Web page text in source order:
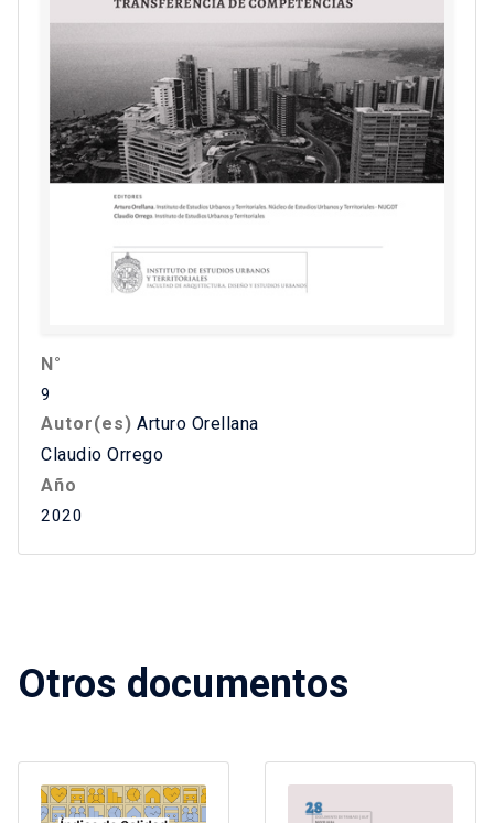
N°
9
Autor(es) Arturo Orellana
Claudio Orrego
Año
2020
Otros documentos